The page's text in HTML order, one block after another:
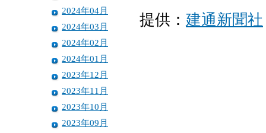
2024年04月
2024年03月
2024年02月
2024年01月
2023年12月
2023年11月
2023年10月
2023年09月
提供： 建通新聞社